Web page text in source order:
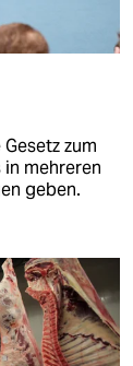
zum
mehreren
geben.